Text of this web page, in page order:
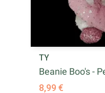
TY
Beanie Boo's -
8,99 €